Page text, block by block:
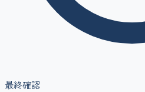
最終確認